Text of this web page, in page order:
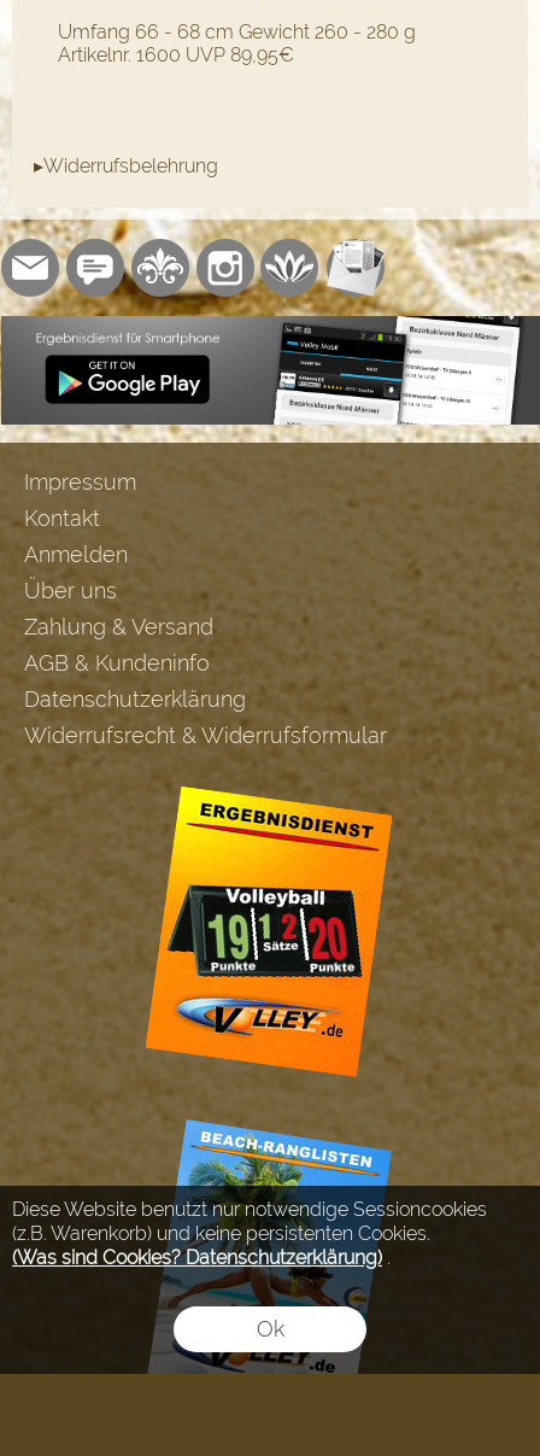
Diese Website benutzt nur notwendige Sessioncookies
(z.B. Warenkorb) und keine persistenten Cookies.
(Was sind Cookies? Datenschutzerklärung) .
Ok
Umfang 66 - 68 cm Gewicht 260 - 280 g
Artikelnr. 1600 UVP 89,95€
▸Widerrufsbelehrung
Impressum
Kontakt
Anmelden
Über uns
Zahlung & Versand
AGB & Kundeninfo
Datenschutzerklärung
Widerrufsrecht & Widerrufsformular